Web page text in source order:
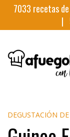
7033 recetas
|
DEGUSTACIÓN DE